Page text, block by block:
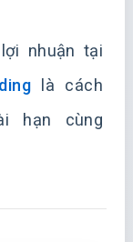
nhuận tại
là cách
hạn cùng